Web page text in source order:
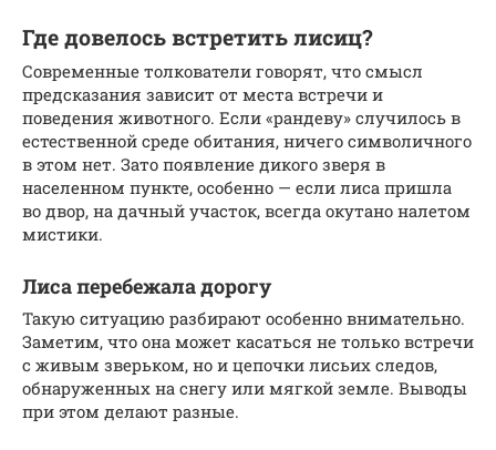
Где довелось встретить лисиц?
Современные толкователи говорят, что смысл
предсказания зависит от места встречи и
поведения животного. Если «рандеву» случилось в
естественной среде обитания, ничего символичного
в этом нет. Зато появление дикого зверя в
населенном пункте, особенно — если лиса пришла
во двор, на дачный участок, всегда окутано налетом
мистики.
Лиса перебежала дорогу
Такую ситуацию разбирают особенно внимательно.
Заметим, что она может касаться не только встречи
с живым зверьком, но и цепочки лисьих следов,
обнаруженных на снегу или мягкой земле. Выводы
при этом делают разные.